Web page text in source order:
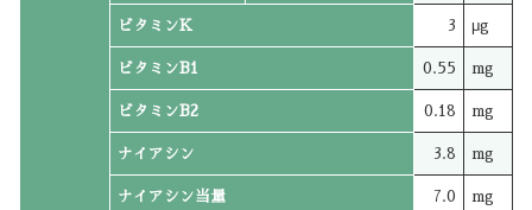
ビタミンK 3 μg
ビタミンB1 0.55 mg
ビタミンB2 0.18 mg
ナイアシン 3.8 mg
ナイアシン当量 7.0 mg